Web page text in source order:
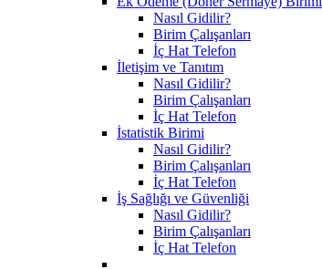
Nasıl Gidilir?
Birim Çalışanları
İç Hat Telefon
İletişim ve Tanıtım
Nasıl Gidilir?
Birim Çalışanları
İç Hat Telefon
İstatistik Birimi
Nasıl Gidilir?
Birim Çalışanları
İç Hat Telefon
İş Sağlığı ve Güvenliği
Nasıl Gidilir?
Birim Çalışanları
İç Hat Telefon